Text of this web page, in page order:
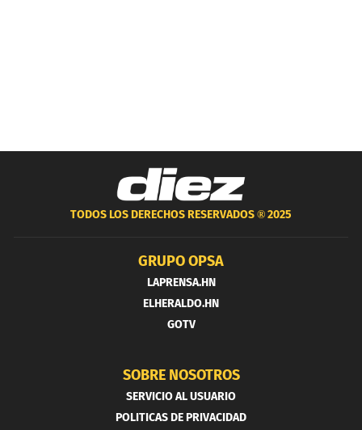
TODOS LOS DERECHOS RESERVADOS ®2025
GRUPO OPSA
LAPRENSA.HN
ELHERALDO.HN
GOTV
SOBRE NOSOTROS
SERVICIO AL USUARIO
POLITICAS DE PRIVACIDAD